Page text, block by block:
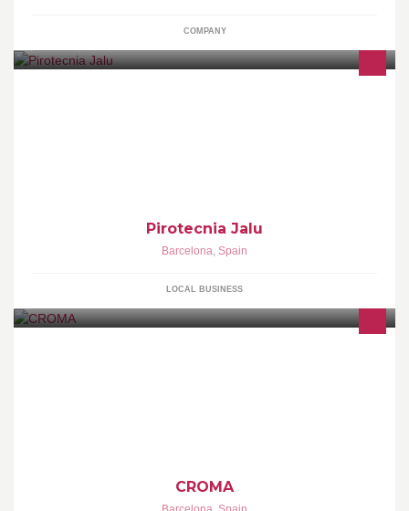
COMPANY
Pirotecnia Jalu
Barcelona, Spain
LOCAL BUSINESS
CROMA